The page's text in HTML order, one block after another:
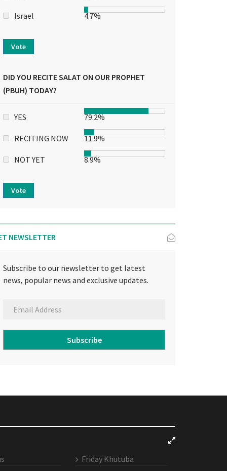
Israel 4.7%
Vote
DID YOU RECITE SALAT ON OUR PROPHET
(PBUH) TODAY?
YES 79.2%
RECITING NOW 11.9%
NOT YET 8.9%
Vote
NEWSLETTER
Subscribe to our newsletter to get latest
news, popular news and exclusive updates.
Subscribe
Friday Khutuba